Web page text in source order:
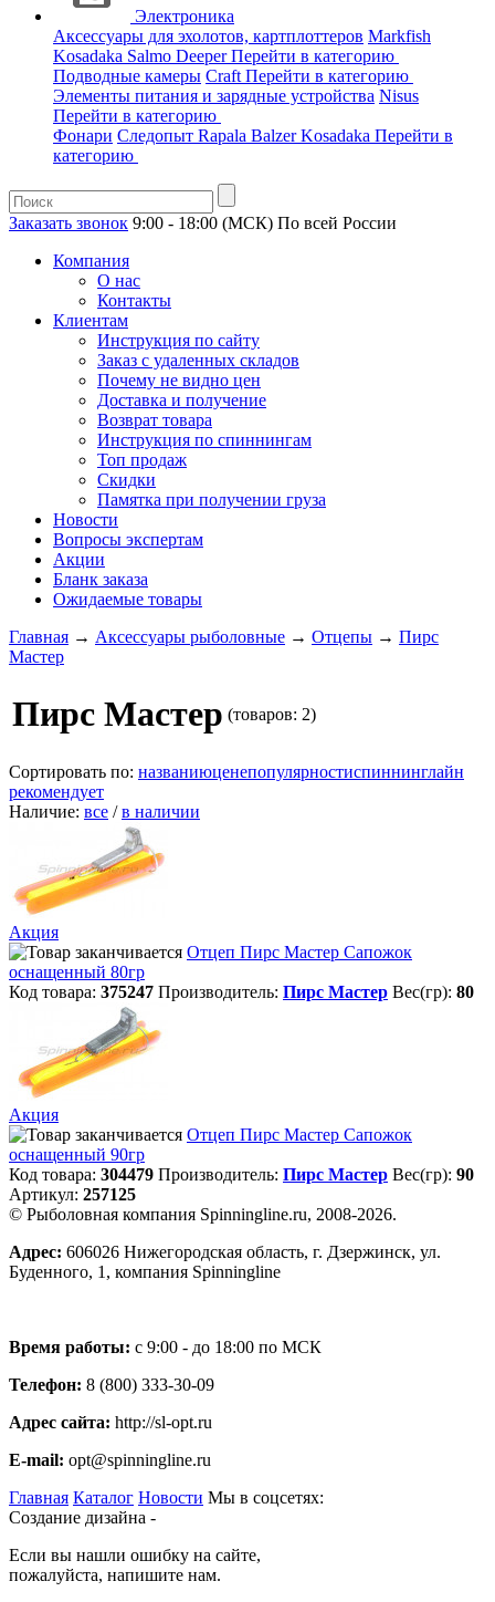
Электроника
Аксессуары для эхолотов, картплоттеров Markfish
Kosadaka Salmo DeeperПерейти в категорию
Подводные камеры Craft Перейти в категорию
Элементы питания и зарядные устройства Nisus
Перейти в категорию
Фонари Следопыт Rapala BalzerKosadaka Перейти в
категорию
Заказать звонок 9:00 - 18:00 (МСК) По всей России
Компания
О нас
Контакты
Клиентам
Инструкция по сайту
Заказ с удаленных складов
Почему не видно цен
Доставка и получение
Возврат товара
Инструкция по спиннингам
Топ продаж
Скидки
Памятка при получении груза
Новости
Вопросы экспертам
Акции
Бланк заказа
Ожидаемые товары
Главная → Аксессуары рыболовные → Отцепы → Пирс
Мастер
Пирс Мастер (товаров: 2)
Сортировать по: названиюценепопулярностиспиннинглайн
рекомендует
Наличие: все /в наличии
Акция
Отцеп Пирс Мастер Сапожок
оснащенный 80гр
Код товара: 375247 Производитель: Пирс Мастер Вес(гр): 80
Акция
Отцеп Пирс Мастер Сапожок
оснащенный 90гр
Код товара: 304479 Производитель: Пирс Мастер Вес(гр): 90
Артикул: 257125
© Рыболовная компания Spinningline.ru, 2008-2026.
Адрес: 606026 Нижегородская область, г. Дзержинск, ул.
Буденного, 1, компания Spinningline
Время работы: с 9:00 - до 18:00 по МСК
Телефон: 8 (800) 333-30-09
Адрес сайта: http://sl-opt.ru
E-mail: opt@spinningline.ru
Главная Каталог Новости Мы в соцсетях:
Создание дизайна -
Если вы нашли ошибку на сайте,
пожалуйста, напишите нам.